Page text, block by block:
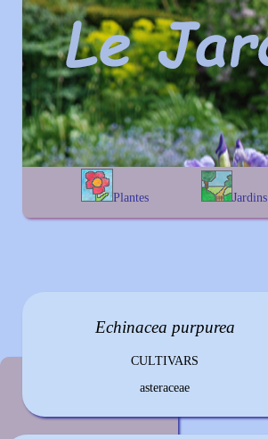
Plantes
A B C D
E
Jardins
alphabétique
Echinacea purpurea
CULTIVARS
asteraceae